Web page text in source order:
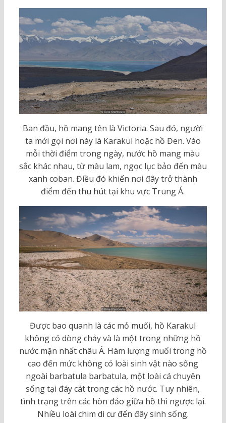
Ban đầu, hồ mang tên là Victoria. Sau đó, người
ta mới gọi nơi này là Karakul hoặc hồ Đen. Vào
mỗi thời điểm trong ngày, nước hồ mang màu
sắc khác nhau, từ màu lam, ngọc lục bảo đến màu
xanh coban. Điều đó khiến nơi đây trở thành
điểm đến thu hút tại khu vực Trung Á.
Được bao quanh là các mỏ muối, hồ Karakul
không có dòng chảy và là một trong những hồ
nước mặn nhất châu Á. Hàm lượng muối trong hồ
cao đến mức không có loài sinh vật nào sống
ngoài barbatula barbatula, một loài cá chuyên
sống tại đáy cát trong các hồ nước. Tuy nhiên,
tình trạng trên các hòn đảo giữa hồ thì ngược lại.
Nhiều loài chim di cư đến đây sinh sống.